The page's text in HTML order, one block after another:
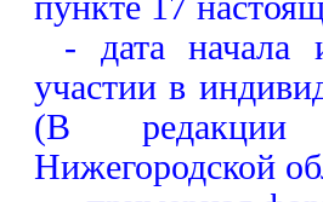
- дата начала
участии в
(В редакции
Нижегородской